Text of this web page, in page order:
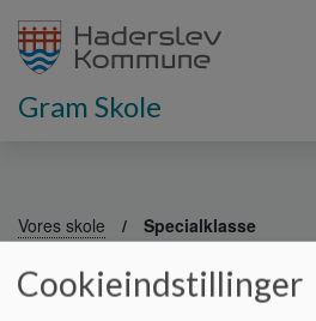
t
Gram Skole
Vores skole Specialklasse
Specialklasse
Cookieindstillinger